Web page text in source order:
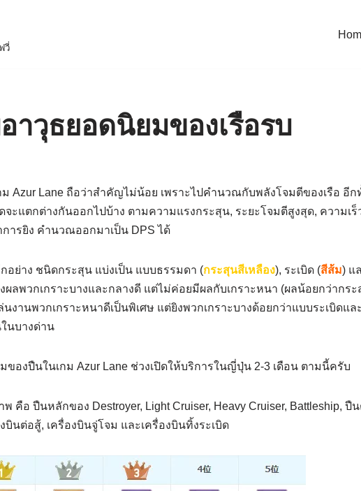
วี่
าวุธยอดนิยมของเรือรบ
ม Azur Lane ถือว่าสำคัญไม่น้อย เพราะไปคำนวณกับพลังโจมตีของเรือ อี
ะแตกต่างกันออกไปบ้าง ตามความแรงกระสุน, ระยะโจมตีสูงสุด, ความเ
ารยิง คำนวณออกมาเป็น DPS ได้
อย่าง ชนิดกระสุน แบ่งเป็น แบบธรรมดา (กระสุนสีเหลือง), ระเบิด (สีส้ม) แ
ผลพวกเกราะบางและกลางดี แต่ไม่ค่อยมีผลกับเกราะหนา (ผลน้อยกว่าก
ล่นงานพวกเกราะหนาดีเป็นพิเศษ แต่ยิงพวกเกราะบางด้อยกว่าแบบระเบิดแ
นบางด่าน
องปืนในเกม Azur Lane ช่วงเปิดให้บริการในญี่ปุ่น 2-3 เดือน ตามนี้ครับ
คือ ปืนหลักของ Destroyer, Light Cruiser, Heavy Cruiser, Battleship, ปื
บินต่อสู้, เครื่องบินจู่โจม และเครื่องบินทิ้งระเบิด